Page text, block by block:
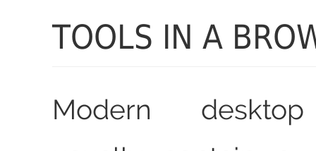
TOOLS IN A
Modern